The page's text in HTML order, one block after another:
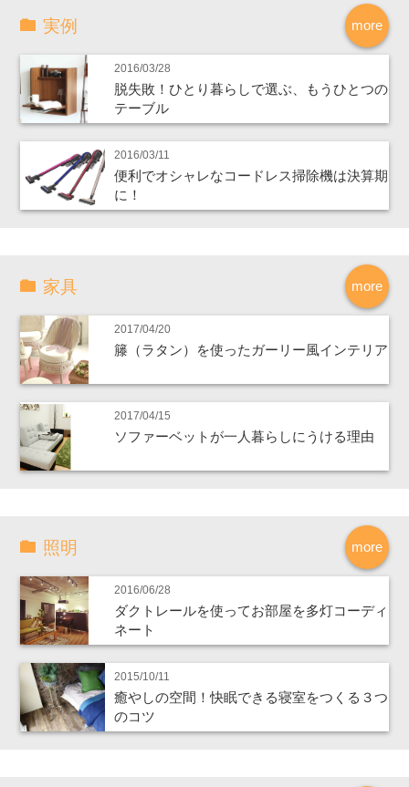
more
実例
2016/03/28
脱失敗！ひとり暮らしで選ぶ、もうひとつの
テーブル
2016/03/11
便利でオシャレなコードレス掃除機は決算期
に！
more
家具
2017/04/20
籐（ラタン）を使ったガーリー風インテリア
2017/04/15
ソファーベットが一人暮らしにうける理由
more
照明
2016/06/28
ダクトレールを使ってお部屋を多灯コーディ
ネート
2015/10/11
癒やしの空間！快眠できる寝室をつくる３つ
のコツ